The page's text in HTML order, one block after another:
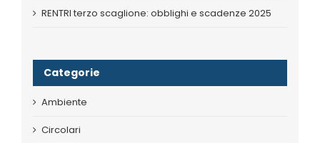
RENTRI terzo scaglione: obblighi e scadenze 2025
Categorie
Ambiente
Circolari